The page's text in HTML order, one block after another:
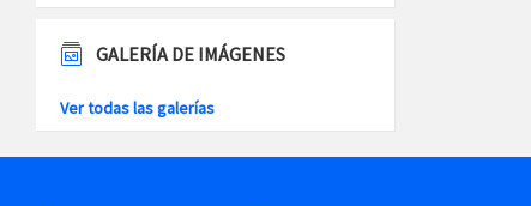
GALERÍA DE IMÁGENES
Ver todas las galerías